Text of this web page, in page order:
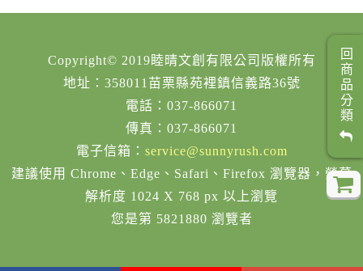
Copyright© 2019睦晴文創有限公司版權所有
地址：358011苗栗縣苑裡鎮信義路36號
電話：037-866071
傳真：037-866071
電子信箱： service@sunnyrush.com
建議使用 Chrome、Edge、Safari、Firefox 瀏覽器，螢幕
解析度 1024 X 768 px 以上瀏覽
您是第 5821880 瀏覽者
回商品分類